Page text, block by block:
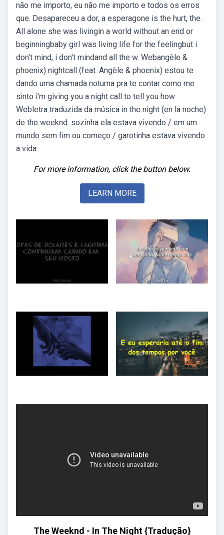
não me importo, eu não me importo e todos os erros
que. Desapareceu a dor, a esperagone is the hurt, the.
All alone she was livingin a world without an end or
beginningbaby girl was living life for the feelingbut i
don't mind, i don't mindand all the w. Webangèle &
phoenix) nightcall (feat. Angèle & phoenix) estou te
dando uma chamada noturna pra te contar como me
sinto i'm giving you a night call to tell you how.
Webletra traduzida da música in the night (en la noche)
de the weeknd. sozinha ela estava vivendo / em um
mundo sem fim ou começo / garotinha estava vivendo
a vida.
For more information, click the button below.
LEARN MORE
The Weeknd - In The Night {Tradução}